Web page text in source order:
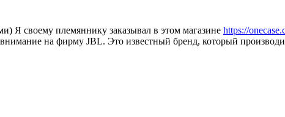
Я своему племяннику заказывал в этом магазине https://
на фирму JBL. Это известный бренд, который